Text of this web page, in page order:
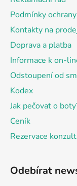
Podmínky
Kontakty na
Doprava a platba
Informace k on-
Odstoupení od
Kodex
Jak pečovat o
Ceník
Rezervace
Odebírat